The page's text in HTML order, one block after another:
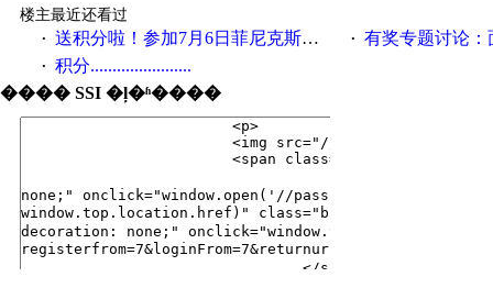
楼主最近还看过
· 送积分啦！参加7月6日菲尼克斯在线研讨会即得 · 有奖专题讨论：面对低压变
· 积分.......................
���� SSI �ļ�ʱ����